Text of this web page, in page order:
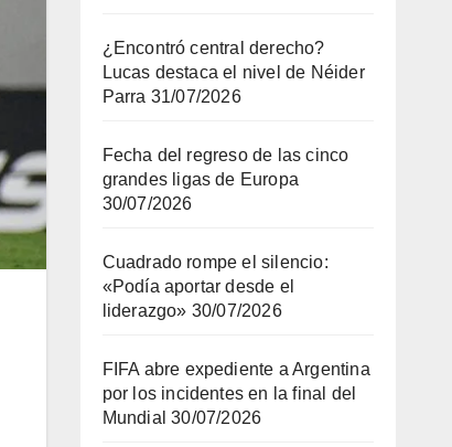
¿Encontró central derecho?
Lucas destaca el nivel de Néider
Parra 31/07/2026
Fecha del regreso de las cinco
grandes ligas de Europa
30/07/2026
Cuadrado rompe el silencio:
«Podía aportar desde el
liderazgo» 30/07/2026
FIFA abre expediente a Argentina
por los incidentes en la final del
Mundial 30/07/2026